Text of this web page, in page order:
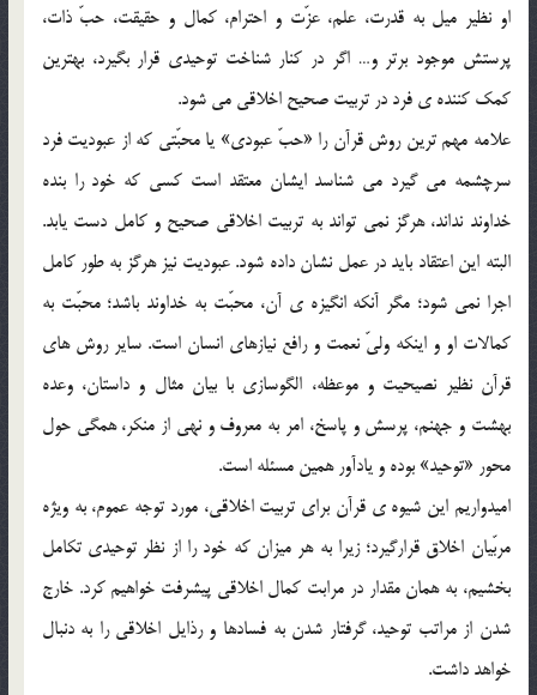
او نظیر میل به قدرت، علم، عزّت و احترام، کمال و حقیقت، حبّ ذات،
پرستش موجود برتر و… اگر در کنار شناخت توحیدی قرار بگیرد، بهترین
کمک کننده ی فرد در تربیت صحیح اخلاقی می شود.
علامه مهم ترین روش قرآن را «حبّ عبودی» یا محبّتی که از عبودیت فرد
سرچشمه می گیرد می شناسد ایشان معتقد است کسی که خود را بنده
خداوند نداند، هرگز نمی تواند به تربیت اخلاقی صحیح و کامل دست یابد.
البته این اعتقاد باید در عمل نشان داده شود. عبودیت نیز هرگز به طور کامل
اجرا نمی شود؛ مگر آنکه انگیزه ی آن، محبّت به خداوند باشد؛ محبّت به
کمالات او و اینکه ولیّ نعمت و رافع نیازهای انسان است. سایر روش های
قرآن نظیر نصیحیت و موعظه، الگوسازی با بیان مثال و داستان، وعده
بهشت و جهنم، پرسش و پاسخ، امر به معروف و نهی از منکر، همگی حول
محور «توحید» بوده و یادآور همین مسئله است.
امیدواریم این شیوه ی قرآن برای تربیت اخلاقی، مورد توجه عموم، به ویژه
مربّیان اخلاق قرارگیرد؛ زیرا به هر میزان که خود را از نظر توحیدی تکامل
بخشیم، به همان مقدار در مرابت کمال اخلاقی پیشرفت خواهیم کرد. خارج
شدن از مراتب توحید، گرفتار شدن به فسادها و رذایل اخلاقی را به دنبال
خواهد داشت.